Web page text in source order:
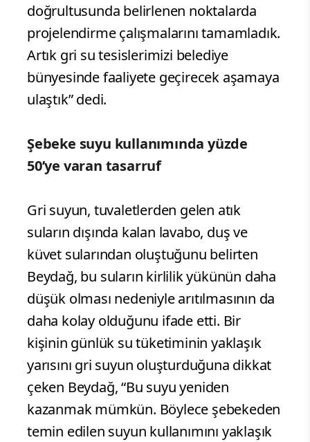
doğrultusunda belirlenen noktalarda
projelendirme çalışmalarını tamamladık.
Artık gri su tesislerimizi belediye
bünyesinde faaliyete geçirecek aşamaya
ulaştık” dedi.
Şebeke suyu kullanımında yüzde
50’ye varan tasarruf
Gri suyun, tuvaletlerden gelen atık
suların dışında kalan lavabo, duş ve
küvet sularından oluştuğunu belirten
Beydağ, bu suların kirlilik yükünün daha
düşük olması nedeniyle arıtılmasının da
daha kolay olduğunu ifade etti. Bir
kişinin günlük su tüketiminin yaklaşık
yarısını gri suyun oluşturduğuna dikkat
çeken Beydağ, “Bu suyu yeniden
kazanmak mümkün. Böylece şebekeden
temin edilen suyun kullanımını yaklaşık